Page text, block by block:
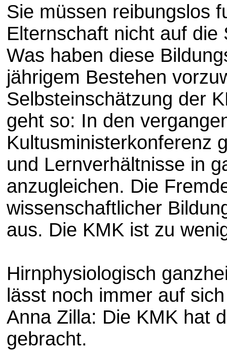
Sie müssen reibungslos
Elternschaft nicht auf
Was haben diese
jährigem Bestehen
Selbsteinschätzung der
geht so: In den
Kultusministerkonferenz
und Lernverhältnisse in
anzugleichen. Die
wissenschaftlicher
aus. Die KMK ist zu
Hirnphysiologisch
lässt noch immer auf
Anna Zilla: Die KMK hat
gebracht.